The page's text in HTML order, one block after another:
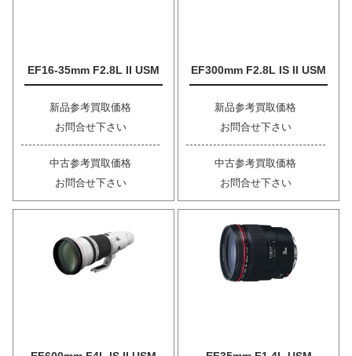
EF16-35mm F2.8L II USM
新品参考買取価格
お問合せ下さい
中古参考買取価格
お問合せ下さい
EF300mm F2.8L IS II USM
新品参考買取価格
お問合せ下さい
中古参考買取価格
お問合せ下さい